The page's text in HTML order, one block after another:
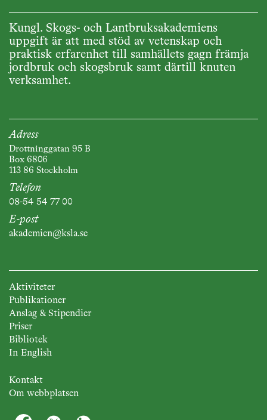
Kungl. Skogs- och Lantbruksakademiens
uppgift är att med stöd av vetenskap och
praktisk erfarenhet till samhällets gagn främja
jordbruk och skogsbruk samt därtill knuten
verksamhet.
Adress
Drottninggatan 95 B
Box 6806
113 86 Stockholm
Telefon
08-54 54 77 00
E-post
akademien@ksla.se
Aktiviteter
Publikationer
Anslag & Stipendier
Priser
Bibliotek
In English
Kontakt
Om webbplatsen